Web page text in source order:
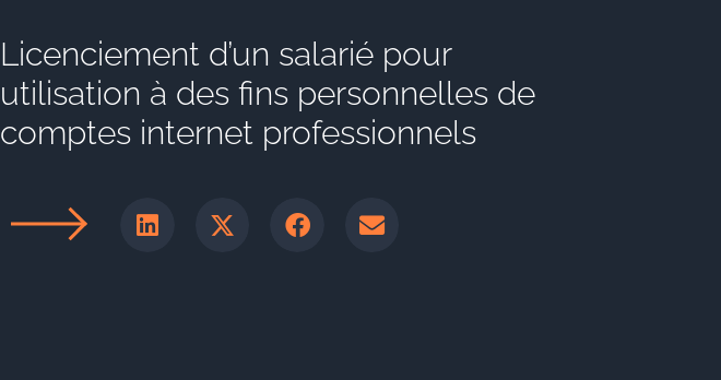
Licenciement d’un salarié pour
utilisation à des fins personnelles de
comptes internet professionnels